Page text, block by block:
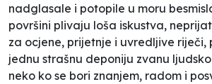
nadglasale i potopile u moru
površini plivaju loša iskustva,
za ocjene, prijetnje i uvredljive
jednu strašnu deponiju zvanu
neko ko se bori znanjem, radom i